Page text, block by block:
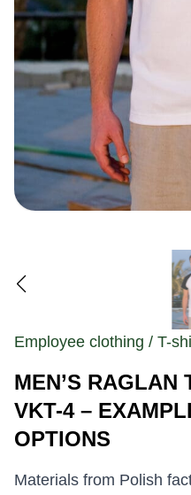
Employee clothing / T-
MEN’S RAGLAN
VKT-4 –
OPTIONS
Materials from Polish